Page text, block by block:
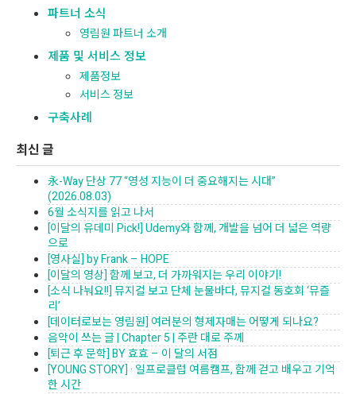
파트너 소식
영림원 파트너 소개
제품 및 서비스 정보
제품정보
서비스 정보
구축사례
최신 글
永-Way 단상 77 “영성 지능이 더 중요해지는 시대”
(2026.08.03)
6월 소식지를 읽고 나서
[이달의 유데미 Pick!] Udemy와 함께, 개발을 넘어 더 넓은 역량
으로
[영사실] by Frank – HOPE
[이달의 영상] 함께 보고, 더 가까워지는 우리 이야기!
[소식 나눠요!!] 뮤지컬 보고 단체 눈물바다, 뮤지컬 동호회 ‘뮤즐
리’
[데이터로보는 영림원] 여러분의 형제자매는 어떻게 되나요?
음악이 쓰는 글 | Chapter 5 | 주란 대로 주께
[퇴근 후 문학] BY 효효 – 이 달의 서점
[YOUNG STORY] · 일프로클럽 여름캠프, 함께 걷고 배우고 기억
한 시간